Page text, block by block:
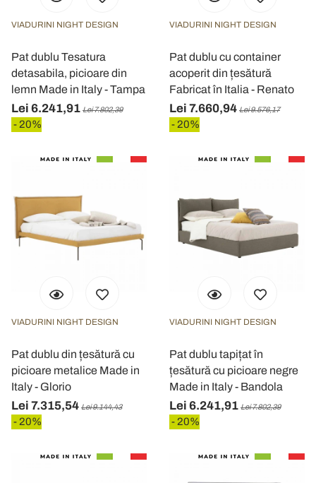
VIADURINI NIGHT DESIGN
Pat dublu Tesatura
detasabila, picioare din
lemn Made in Italy - Tampa
Lei 6.241,91 Lei 7.802,39
- 20%
VIADURINI NIGHT DESIGN
Pat dublu cu container
acoperit din țesătură
Fabricat în Italia - Renato
Lei 7.660,94 Lei 9.576,17
- 20%
VIADURINI NIGHT DESIGN
Pat dublu din țesătură cu
picioare metalice Made in
Italy - Glorio
Lei 7.315,54 Lei 9.144,43
- 20%
VIADURINI NIGHT DESIGN
Pat dublu tapițat în
țesătură cu picioare negre
Made in Italy - Bandola
Lei 6.241,91 Lei 7.802,39
- 20%